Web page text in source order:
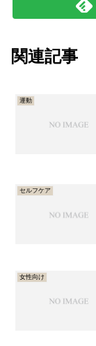
関連記事
運動
セルフケア
女性向け